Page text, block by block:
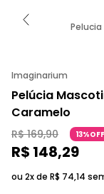
Imaginarium
Pelúcia
Caramelo
R$ 169,90 13%OFF
R$ 148,29
ou 2x de R$ 74,14